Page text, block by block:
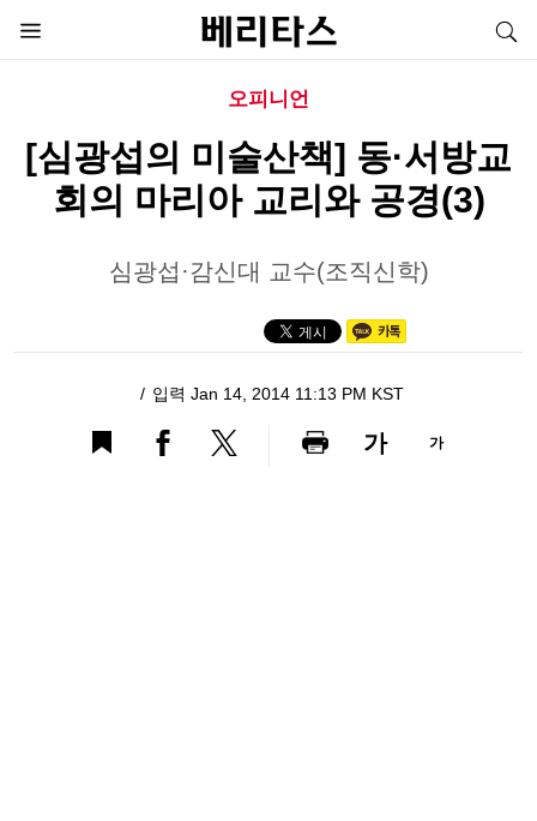
오피니언
[심광섭의 미술산책] 동·서방교
회의 마리아 교리와 공경(3)
심광섭·감신대 교수(조직신학)
입력 Jan 14, 2014 11:13 PM KST
가 가